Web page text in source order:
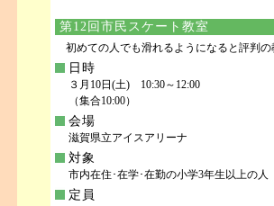
第12回市民スケート教室
初めての人でも滑れるようになると評判の
日時
３月10日(土) 10:30～12:00
（集合10:00）
会場
滋賀県立アイスアリーナ
対象
市内在住･在学･在勤の小学3年生以上の人
定員